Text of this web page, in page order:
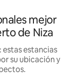
mejor
de Niza
estas estancias
su ubicación y